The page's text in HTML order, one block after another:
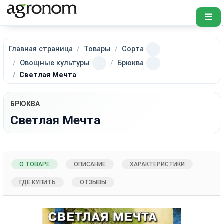
☰
Главная страница Товары
Сорта
Овощные культуры
Брюква
Светлая Мечта
БРЮКВА
Светлая Мечта
О ТОВАРЕ ОПИСАНИЕ ХАРАКТЕРИСТИКИ
ГДЕ КУПИТЬ ОТЗЫВЫ